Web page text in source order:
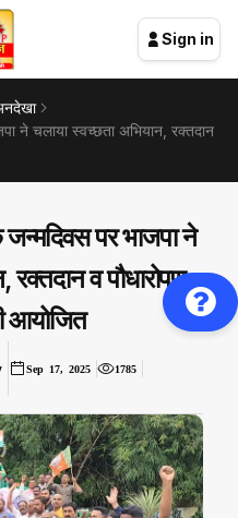
Sign in
ने चलाया स्वच्छता अभियान, रक्तदान
जन्मदिवस पर भाजपा ने
रक्तदान व पौधारोपण
आयोजित
Sep 17, 2025 1785